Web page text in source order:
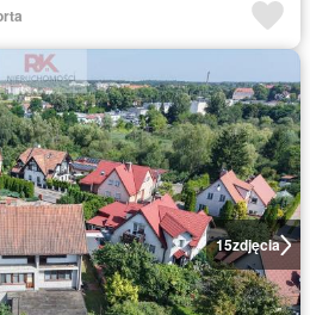
15zdjęcia